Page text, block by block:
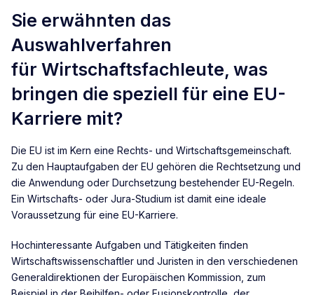
Sie erwähnten das
Auswahlverfahren
für Wirtschaftsfachleute, was
bringen die speziell für eine EU-
Karriere mit?
Die EU ist im Kern eine Rechts- und Wirtschaftsgemeinschaft.
Zu den Hauptaufgaben der EU gehören die Rechtsetzung und
die Anwendung oder Durchsetzung bestehender EU-Regeln.
Ein Wirtschafts- oder Jura-Studium ist damit eine ideale
Voraussetzung für eine EU-Karriere.
Hochinteressante Aufgaben und Tätigkeiten finden
Wirtschaftswissenschaftler und Juristen in den verschiedenen
Generaldirektionen der Europäischen Kommission, zum